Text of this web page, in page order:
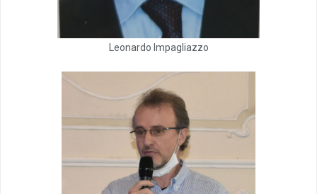
Leonardo Impagliazzo